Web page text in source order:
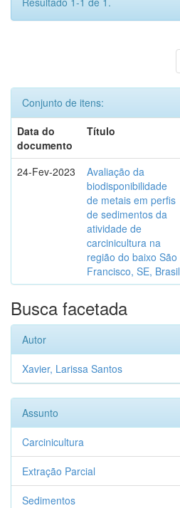
Conjunto de itens:
Data do
documento
Título
24-Fev-2023
Avaliação da
biodisponibilidade
de metais em perfis
de sedimentos da
atividade de
carcinicultura na
região do baixo São
Francisco, SE, Brasil
Busca facetada
Autor
Xavier, Larissa Santos
Assunto
Carcinicultura
Extração Parcial
Sedimentos